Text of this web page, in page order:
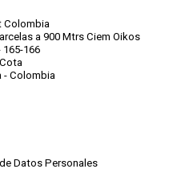
Colombia
a 900 Mtrs Ciem Oikos
165-166
- Colombia
Datos Personales